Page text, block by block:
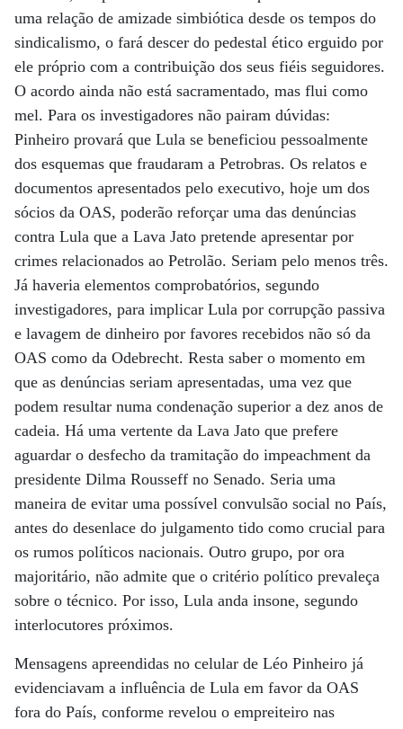
uma relação de amizade simbiótica desde os tempos do
sindicalismo, o fará descer do pedestal ético erguido por
ele próprio com a contribuição dos seus fiéis seguidores.
O acordo ainda não está sacramentado, mas flui como
mel. Para os investigadores não pairam dúvidas:
Pinheiro provará que Lula se beneficiou pessoalmente
dos esquemas que fraudaram a Petrobras. Os relatos e
documentos apresentados pelo executivo, hoje um dos
sócios da OAS, poderão reforçar uma das denúncias
contra Lula que a Lava Jato pretende apresentar por
crimes relacionados ao Petrolão. Seriam pelo menos três.
Já haveria elementos comprobatórios, segundo
investigadores, para implicar Lula por corrupção passiva
e lavagem de dinheiro por favores recebidos não só da
OAS como da Odebrecht. Resta saber o momento em
que as denúncias seriam apresentadas, uma vez que
podem resultar numa condenação superior a dez anos de
cadeia. Há uma vertente da Lava Jato que prefere
aguardar o desfecho da tramitação do impeachment da
presidente Dilma Rousseff no Senado. Seria uma
maneira de evitar uma possível convulsão social no País,
antes do desenlace do julgamento tido como crucial para
os rumos políticos nacionais. Outro grupo, por ora
majoritário, não admite que o critério político prevaleça
sobre o técnico. Por isso, Lula anda insone, segundo
interlocutores próximos.
Mensagens apreendidas no celular de Léo Pinheiro já
evidenciavam a influência de Lula em favor da OAS
fora do País, conforme revelou o empreiteiro nas